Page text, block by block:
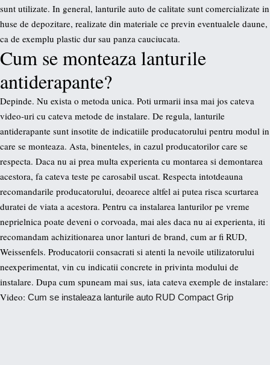
sunt utilizate. In general, lanturile auto de calitate sunt comercializate in
huse de depozitare, realizate din materiale ce previn eventualele daune,
ca de exemplu plastic dur sau panza cauciucata.
Cum se monteaza lanturile
antiderapante?
Depinde. Nu exista o metoda unica. Poti urmarii insa mai jos cateva
video-uri cu cateva metode de instalare. De regula, lanturile
antiderapante sunt insotite de indicatiile producatorului pentru modul in
care se monteaza. Asta, binenteles, in cazul producatorilor care se
respecta. Daca nu ai prea multa experienta cu montarea si demontarea
acestora, fa cateva teste pe carosabil uscat. Respecta intotdeauna
recomandarile producatorului, deoarece altfel ai putea risca scurtarea
duratei de viata a acestora. Pentru ca instalarea lanturilor pe vreme
neprielnica poate deveni o corvoada, mai ales daca nu ai experienta, iti
recomandam achizitionarea unor lanturi de brand, cum ar fi RUD,
Weissenfels. Producatorii consacrati si atenti la nevoile utilizatorului
neexperimentat, vin cu indicatii concrete in privinta modului de
instalare. Dupa cum spuneam mai sus, iata cateva exemple de instalare:
Video: Cum se instaleaza lanturile auto RUD Compact Grip